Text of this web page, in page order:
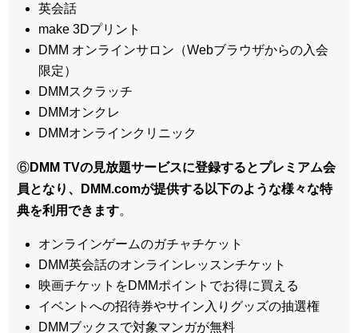
英会話
make 3Dプリント
DMM オンラインサロン（Webブラウザからの入会
限定）
DMMスクラッチ
DMMオンクレ
DMMオンラインクリニック
⑥DMM TVの見放題サービスに登録するとプレミアム会
員となり、DMM.comが提供する以下のような様々な特
典を利用できます。
オンラインゲームのガチャチケット
DMM英会話のオンラインレッスンチケット
映画チケットをDMMポイントでお得に買える
イベントへの招待券やサイン入りグッズの抽選権
DMMブックスで対象マンガが無料